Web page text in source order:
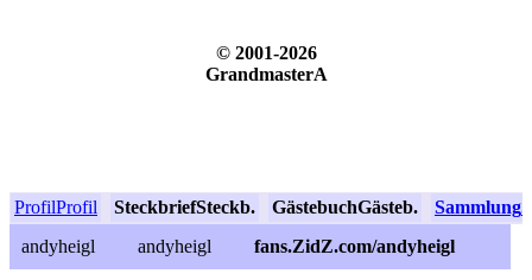
© 2001-2026
GrandmasterA
ProfilProfil SteckbriefSteckb. GästebuchGästeb. Sammlung
andyheigl
andyheigl fans.ZidZ.com/andyheigl